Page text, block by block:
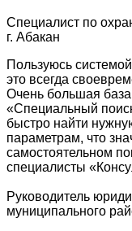
Специалист по
г. Абакан
Пользуюсь
это всегда
Очень большая база
«Специальный
быстро найти
параметрам, что
самостоятельном
специалисты
Руководитель
муниципального